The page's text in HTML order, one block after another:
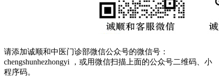
请添加诚顺和中医门诊部微信公众号的微信号：
chengshunhezhongyi ，或用微信扫描上面的公众号二维码、小
程序码。